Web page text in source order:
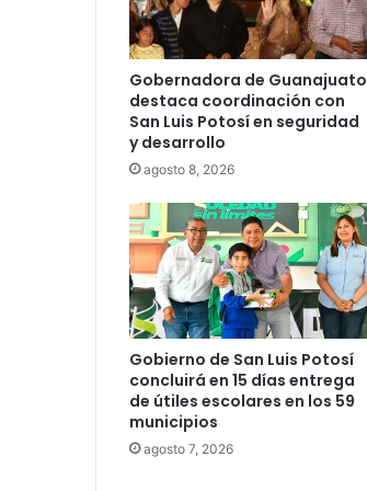
Gobernadora de Guanajuato
destaca coordinación con
San Luis Potosí en seguridad
y desarrollo
agosto 8, 2026
Gobierno de San Luis Potosí
concluirá en 15 días entrega
de útiles escolares en los 59
municipios
agosto 7, 2026